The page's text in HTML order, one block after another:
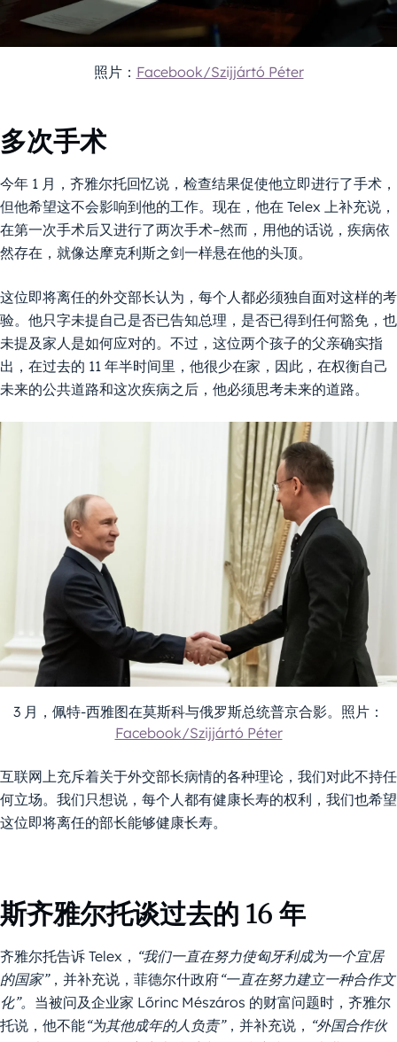
照片： Facebook/Szijjártó Péter
多次手术
今年 1 月，齐雅尔托回忆说，检查结果促使他立即进行了手术，
但他希望这不会影响到他的工作。现在，他在 Telex 上补充说，
在第一次手术后又进行了两次手术–然而，用他的话说，疾病依
然存在，就像达摩克利斯之剑一样悬在他的头顶。
这位即将离任的外交部长认为，每个人都必须独自面对这样的考
验。他只字未提自己是否已告知总理，是否已得到任何豁免，也
未提及家人是如何应对的。不过，这位两个孩子的父亲确实指
出，在过去的 11 年半时间里，他很少在家，因此，在权衡自己
未来的公共道路和这次疾病之后，他必须思考未来的道路。
3 月，佩特-西雅图在莫斯科与俄罗斯总统普京合影。照片：
Facebook/Szijjártó Péter
互联网上充斥着关于外交部长病情的各种理论，我们对此不持任
何立场。我们只想说，每个人都有健康长寿的权利，我们也希望
这位即将离任的部长能够健康长寿。
斯齐雅尔托谈过去的 16 年
齐雅尔托告诉 Telex， “我们一直在努力使匈牙利成为一个宜居
的国家”，并补充说，菲德尔什政府“一直在努力建立一种合作文
化”。 当被问及企业家 Lőrinc Mészáros 的财富问题时，齐雅尔
托说，他不能“为其他成年的人负责”，并补充说， “外国合作伙